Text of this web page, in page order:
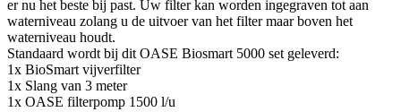
er nu het beste bij past. Uw filter kan worden ingegraven tot aan
waterniveau zolang u de uitvoer van het filter maar boven het
waterniveau houdt.
Standaard wordt bij dit OASE Biosmart 5000 set geleverd:
1x BioSmart vijverfilter
1x Slang van 3 meter
1x OASE filterpomp 1500 l/u